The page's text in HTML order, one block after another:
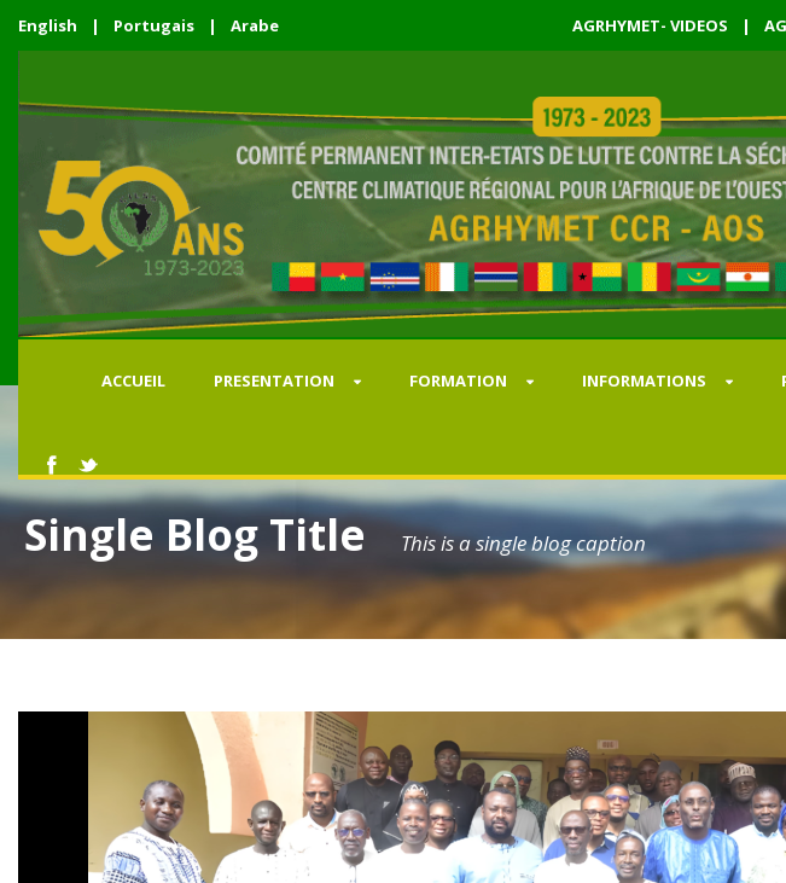
English | Portugais | Arabe AGRHYMET- VIDEOS |
ACCUEIL PRESENTATION FORMATION INFORMATIONS
Single Blog Title This is a single blog caption